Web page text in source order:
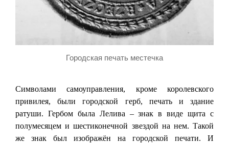
Городская печать местечка
Символами самоуправления, кроме королевского
привилея, были городской герб, печать и здание
ратуши. Гербом была Лелива – знак в виде щита с
полумесяцем и шестиконечной звездой на нем. Такой
же знак был изображён на городской печати. И